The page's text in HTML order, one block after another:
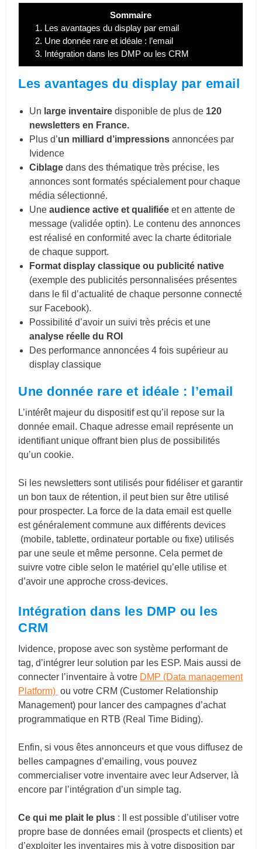
Sommaire
1. Les avantages du display par email
2. Une donnée rare et idéale : l’email
3. Intégration dans les DMP ou les CRM
Les avantages du display par email
Un large inventaire disponible de plus de 120
newsletters en France.
Plus d’un milliard d’impressions annoncées par
Ividence
Ciblage dans des thématique très précise, les
annonces sont formatés spécialement pour chaque
média sélectionné.
Uneaudience active et qualifiée et en attente de
message (validée optin). Le contenu des annonces
est réalisé en conformité avec la charte éditoriale
de chaque support.
Format display classique ou publicité native
(exemple des publicités personnalisées présentes
dans le fil d’actualité de chaque personne connecté
sur Facebook).
Possibilité d’avoir un suivi très précis et une
analyse réelle du ROI
Des performance annoncées 4 fois supérieur au
display classique
Une donnée rare et idéale : l’email
L’intérêt majeur du dispositif est qu’il repose sur la
donnée email. Chaque adresse email représente un
identifiant unique offrant bien plus de possibilités
qu’un cookie.
Si les newsletters sont utilisés pour fidéliser et garantir
un bon taux de rétention, il peut bien sur être utilisé
pour prospecter. La force de la data email est quelle
est généralement commune aux différents devices
(mobile, tablette, ordinateur portable ou fixe) utilisés
par une seule et même personne. Cela permet de
suivre votre cible selon le matériel qu’elle utilise et
d’avoir une approche cross-devices.
Intégration dans les DMP ou les
CRM
Ividence, propose avec son système performant de
tag, d’intégrer leur solution par les ESP. Mais aussi de
connecter l’inventaire à votre DMP (Data management
Platform) ou votre CRM (Customer Relationship
Management) pour lancer des campagnes d’achat
programmatique en RTB (Real Time Biding).
Enfin, si vous êtes annonceurs et que vous diffusez de
belles campagnes d’emailing, vous pouvez
commercialiser votre inventaire avec leur Adserver, là
encore par l’intégration d’un simple tag.
Ce qui me plait le plus : Il est possible d’utiliser votre
propre base de données email (prospects et clients) et
d’exploiter les inventaires mis à votre disposition par